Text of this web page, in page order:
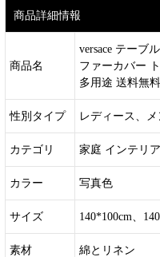
商品詳細情報
商品名
versace テーブ
ファーカバー
多用途 送料無
性別タイプ レディース、
カテゴリ 家庭 インテリ
カラー 写真色
サイズ 140*100cm、
素材 綿とリネン